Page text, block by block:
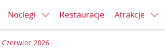
Noclegi Restauracje Atrakcje
Czerwiec 2026